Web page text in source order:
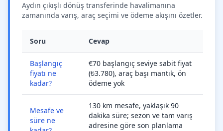
Aydın çıkışlı dönüş transferinde havalimanına
zamanında varış, araç seçimi ve ödeme akışını özetler.
Soru Cevap
Başlangıç
fiyatı ne
kadar?
€70 başlangıç seviye sabit fiyat
(₺3.780), araç başı mantık, ön
ödeme yok
Mesafe ve
süre ne
130 km mesafe, yaklaşık 90
dakika süre; sezon ve tam varış
adresine göre son planlama